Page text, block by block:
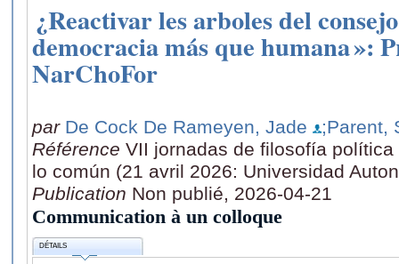
¿Reactivar les arboles del
democracia más que humana »:
NarChoFor
par De Cock De Rameyen, Jade
;Parent,
Référence VII jornadas de filosofía política
lo común (21 avril 2026: Universidad
Publication Non publié, 2026-04-21
Communication à un colloque
DÉTAILS